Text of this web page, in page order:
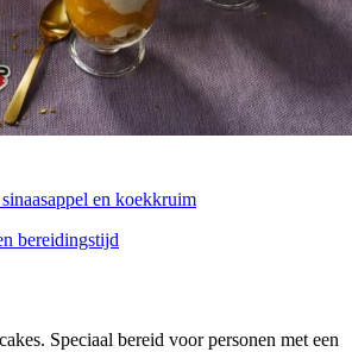
en koekkruim
bereidingstijd
Speciaal bereid voor personen met een